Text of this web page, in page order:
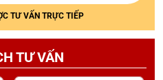
TƯ VẤN TRỰC TIẾP
TƯ VẤN